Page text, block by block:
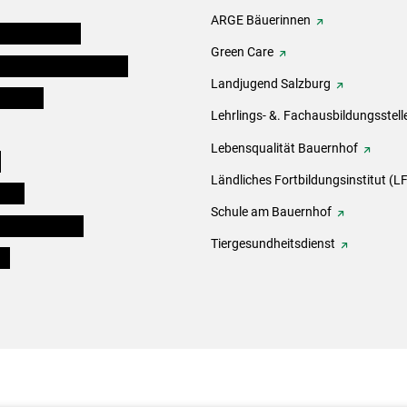
ARGE Bäuerinnen
Green Care
Landjugend Salzburg
Lehrlings- &.
Lebensqualität Bauernhof
Ländliches Fortbildungsinstitut
Schule am Bauernhof
Tiergesundheitsdienst